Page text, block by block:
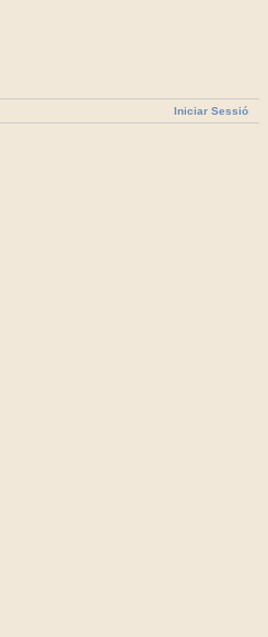
Iniciar Sessió